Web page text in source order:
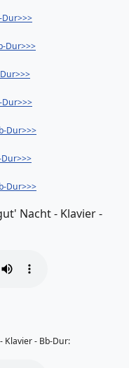
Dur>>>
Dur>>>
Dur>>>
Nacht - Klavier -
Klavier - Bb-Dur: